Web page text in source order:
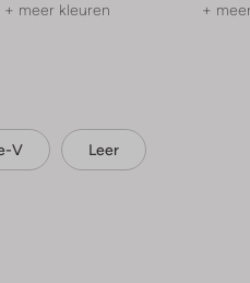
+ meer kleuren +
V Leer